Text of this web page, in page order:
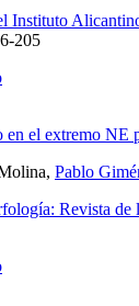
Instituto
205
en el extremo NE
Pablo
Revista